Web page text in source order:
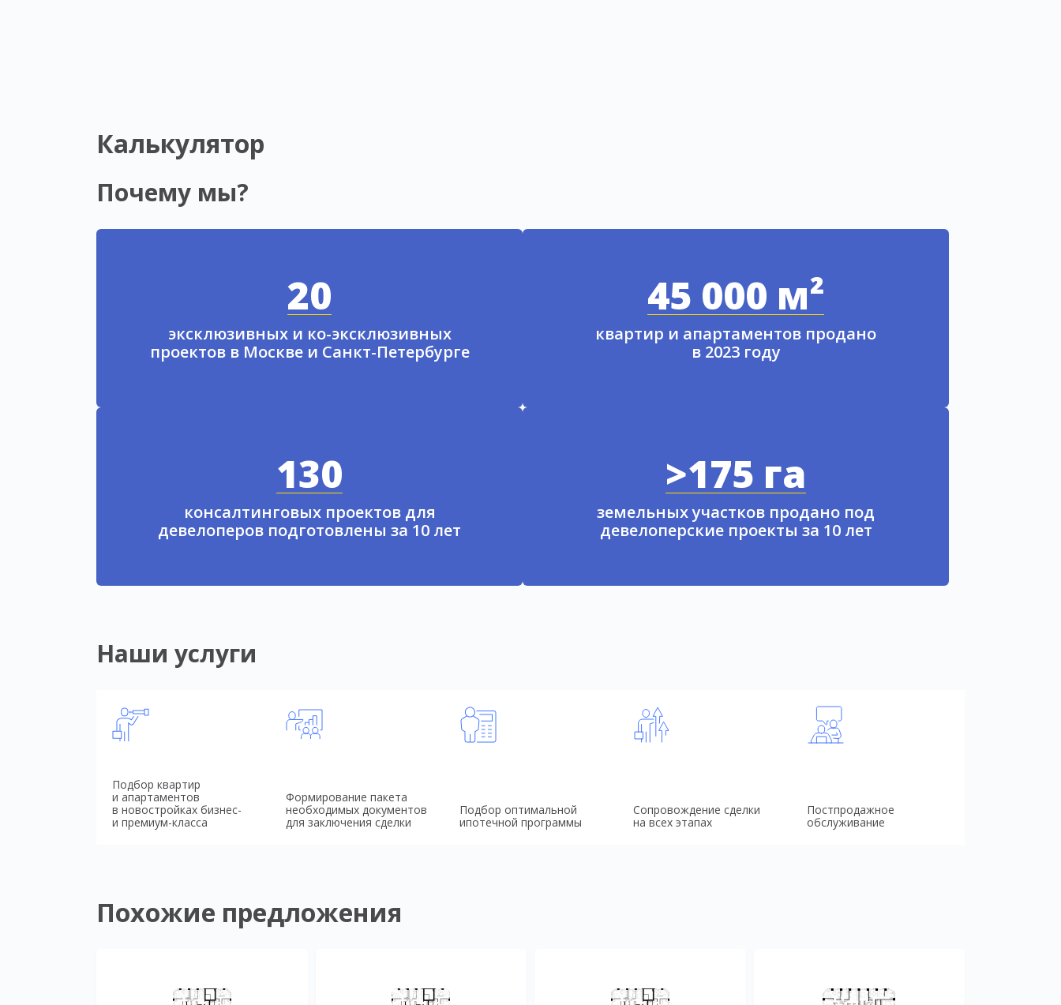
Калькулятор
Почему мы?
20
эксклюзивных и ко-эксклюзивных
проектов в Москве и Санкт-Петербурге
45 000 м²
квартир и апартаментов продано
в 2023 году
130
консалтинговых проектов для
девелоперов подготовлены за 10 лет
>175 га
земельных участков продано под
девелоперские проекты за 10 лет
Наши услуги
Подбор квартир
и апартаментов
в новостройках бизнес-
и премиум-класса
Формирование пакета
необходимых документов
для заключения сделки
Подбор оптимальной
ипотечной программы
Сопровождение сделки
на всех этапах
Постпродажное
обслуживание
Похожие предложения